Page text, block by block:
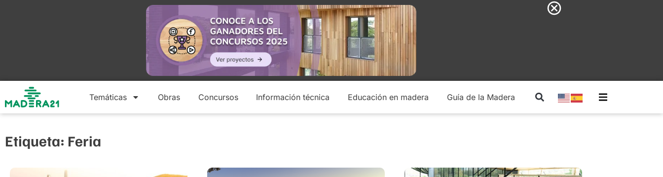
Temáticas Obras Concursos Información técnica Educación en madera Guía de la Madera
Etiqueta: Feria